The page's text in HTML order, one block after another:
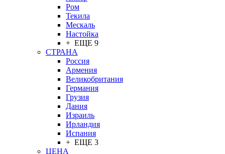
Ром
Текила
Мескаль
Настойка
+ ЕЩЕ 9
СТРАНА
Россия
Армения
Великобритания
Германия
Грузия
Дания
Израиль
Ирландия
Испания
+ ЕЩЕ 3
ЦЕНА